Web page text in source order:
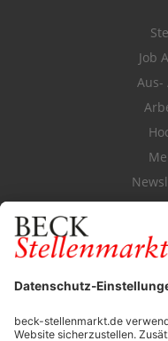
Job